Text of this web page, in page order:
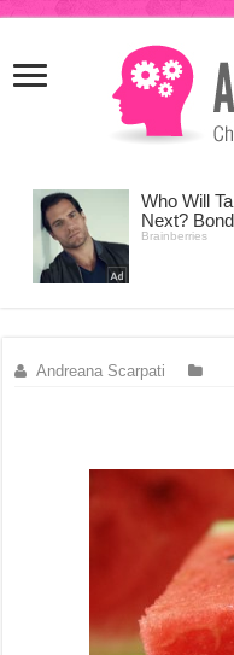
giriş
kingroyal
Andreana Scarpati